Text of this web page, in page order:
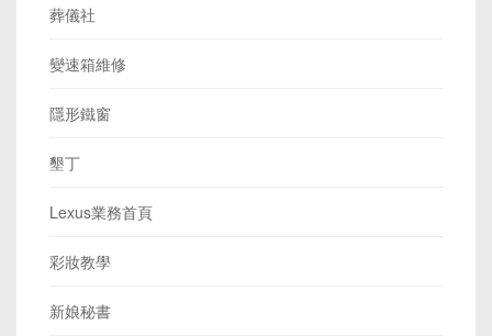
葬儀社
變速箱維修
隱形鐵窗
墾丁
Lexus業務首頁
彩妝教學
新娘秘書